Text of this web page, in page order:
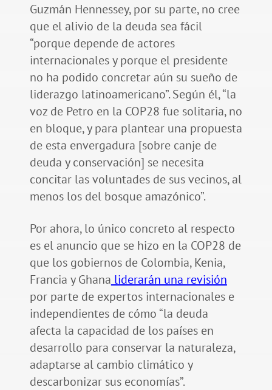
Guzmán Hennessey, por su parte, no cree
que el alivio de la deuda sea fácil
“porque depende de actores
internacionales y porque el presidente
no ha podido concretar aún su sueño de
liderazgo latinoamericano”. Según él, “la
voz de Petro en la COP28 fue solitaria, no
en bloque, y para plantear una propuesta
de esta envergadura [sobre canje de
deuda y conservación] se necesita
concitar las voluntades de sus vecinos, al
menos los del bosque amazónico”.
Por ahora, lo único concreto al respecto
es el anuncio que se hizo en la COP28 de
que los gobiernos de Colombia, Kenia,
Francia y Ghana liderarán una revisión
por parte de expertos internacionales e
independientes de cómo “la deuda
afecta la capacidad de los países en
desarrollo para conservar la naturaleza,
adaptarse al cambio climático y
descarbonizar sus economías”.